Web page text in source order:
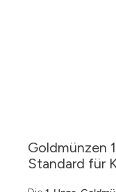
Goldmünzen
Standard für